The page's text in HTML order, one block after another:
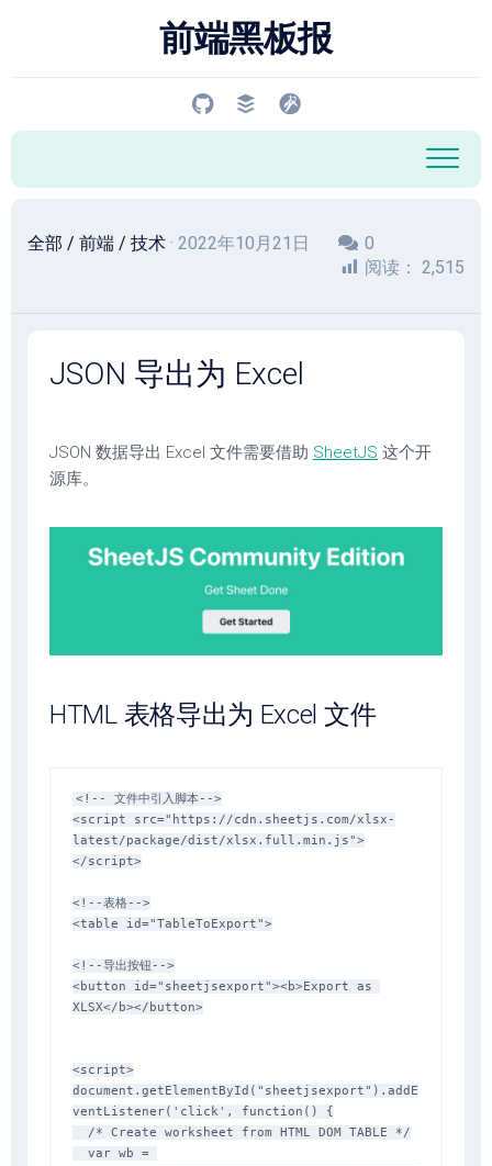
前端黑板报
全部 / 前端 / 技术 · 2022年10月21日
0
阅读： 2,515
JSON 导出为 Excel
JSON 数据导出 Excel 文件需要借助 SheetJS 这个开
源库。
HTML 表格导出为 Excel 文件
<!-- 文件中引入脚本-->
<script src="https://cdn.sheetjs.com/xlsx-
latest/package/dist/xlsx.full.min.js">
</script>
<!--表格-->
<table id="TableToExport">
<!--导出按钮-->
<button id="sheetjsexport"><b>Export as
XLSX</b></button>
<script>
document.getElementById("sheetjsexport").addE
ventListener('click', function() {